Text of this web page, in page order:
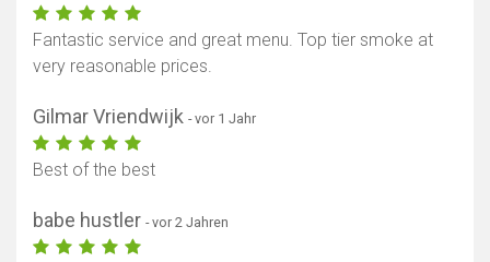
Fantastic service and great menu. Top tier smoke at
very reasonable prices.
Gilmar Vriendwijk - vor 1 Jahr
Best of the best
babe hustler - vor 2 Jahren